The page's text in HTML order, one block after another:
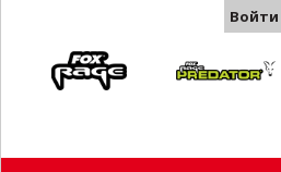
Войти
Predator